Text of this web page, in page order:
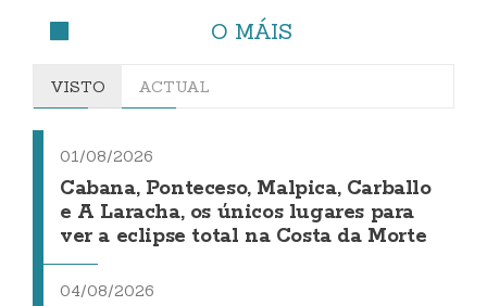
O MÁIS
VISTO ACTUAL
01/08/2026
Cabana, Ponteceso, Malpica, Carballo
e A Laracha, os únicos lugares para
ver a eclipse total na Costa da Morte
04/08/2026